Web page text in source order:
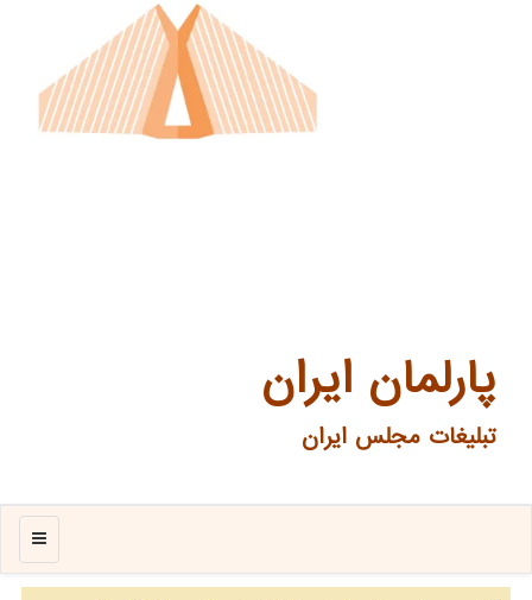
پارلمان ایران
تبلیغات مجلس ایران
منو